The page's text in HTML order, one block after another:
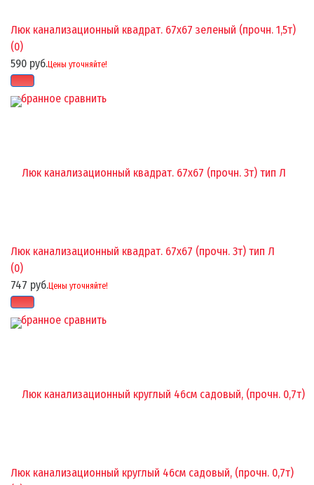
избранное сравнить
Люк канализационный квадрат. 67х67 зеленый (прочн. 1,5т)
(0)
590 руб.Цены уточняйте!
избранное сравнить
Люк канализационный квадрат. 67х67 (прочн. 3т) тип Л
(0)
747 руб.Цены уточняйте!
Люк канализационный круглый 46см садовый, (прочн. 0,7т)